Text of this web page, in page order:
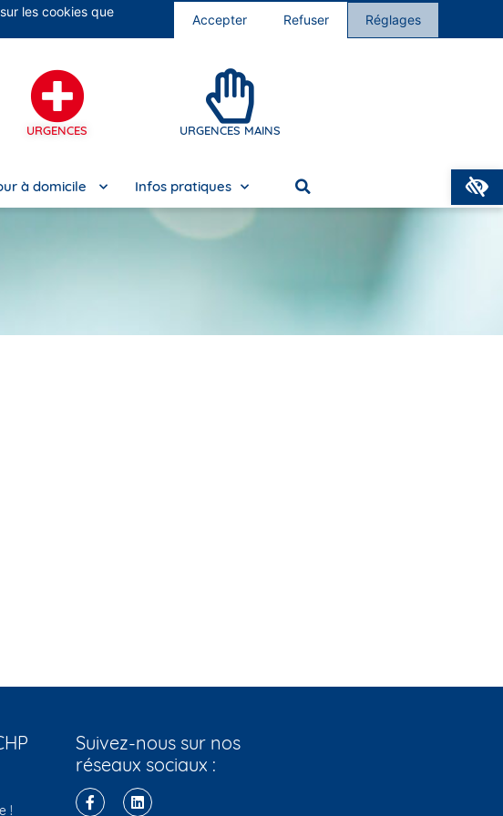
Nos cliniques Nous rejoindre
URGENCES URGENCES MAINS
à domicile Infos pratiques
!
Suivez-nous sur nos
réseaux sociaux :
les cookies que
Accepter Refuser Réglages